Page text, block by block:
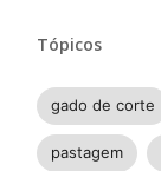
Tópicos
gado de corte
pastagem